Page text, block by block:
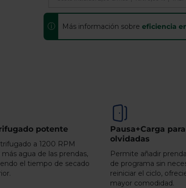
ⓘ Más información sobre eficiencia
potente
a 1200 RPM
más agua de las prendas,
el tiempo de secado
Pausa+Carga
olvidadas
Permite añadir
de programa sin
reiniciar el ciclo,
mayor comodidad.